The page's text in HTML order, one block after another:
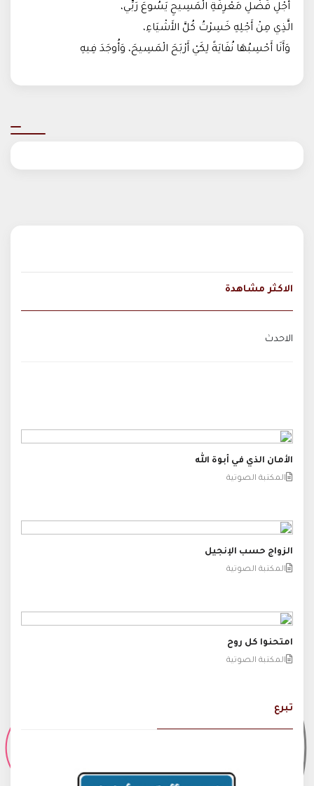
أَجْلِ فَضْلِ مَعْرِفَةِ الْمَسِيحِ يَسُوعَ رَبِّي،
الَّذِي مِنْ أَجْلِهِ خَسِرْتُ كُلَّ الأَشْيَاءِ،
وَأَنَا أَحْسِبُهَا نُفَايَةً لِكَيْ أَرْبَحَ الْمَسِيحَ، وَأُوجَدَ فِيهِ
الاكثر مشاهدة
الاحدث
الأمان الذي في أبوة الله
المكتبة الصوتية
الزواج حسب الإنجيل
المكتبة الصوتية
امتحنوا كل روح
المكتبة الصوتية
تبرع